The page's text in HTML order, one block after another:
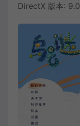
DirectX 版本: 9.0